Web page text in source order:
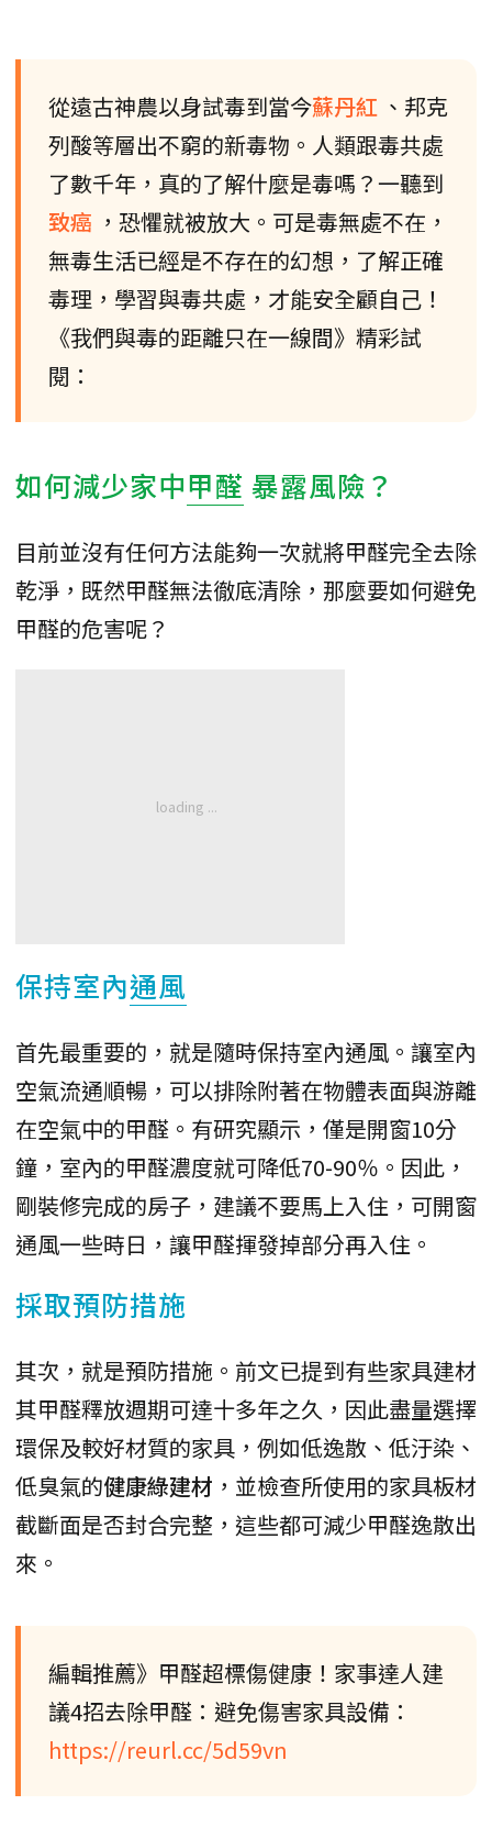
從遠古神農以身試毒到當今蘇丹紅 、邦克
列酸等層出不窮的新毒物。人類跟毒共處
了數千年，真的了解什麼是毒嗎？一聽到
致癌 ，恐懼就被放大。可是毒無處不在，
無毒生活已經是不存在的幻想，了解正確
毒理，學習與毒共處，才能安全顧自己！
《我們與毒的距離只在一線間》精彩試
閱：
如何減少家中甲醛 暴露風險？
目前並沒有任何方法能夠一次就將甲醛完全去除
乾淨，既然甲醛無法徹底清除，那麼要如何避免
甲醛的危害呢？
保持室內通風
首先最重要的，就是隨時保持室內通風。讓室內
空氣流通順暢，可以排除附著在物體表面與游離
在空氣中的甲醛。有研究顯示，僅是開窗10分
鐘，室內的甲醛濃度就可降低70-90％。因此，
剛裝修完成的房子，建議不要馬上入住，可開窗
通風一些時日，讓甲醛揮發掉部分再入住。
採取預防措施
其次，就是預防措施。前文已提到有些家具建材
其甲醛釋放週期可達十多年之久，因此盡量選擇
環保及較好材質的家具，例如低逸散、低汙染、
低臭氣的健康綠建材 ，並檢查所使用的家具板材
截斷面是否封合完整，這些都可減少甲醛逸散出
來。
編輯推薦》甲醛超標傷健康！家事達人建
議4招去除甲醛：避免傷害家具設備：
https://reurl.cc/5d59vn